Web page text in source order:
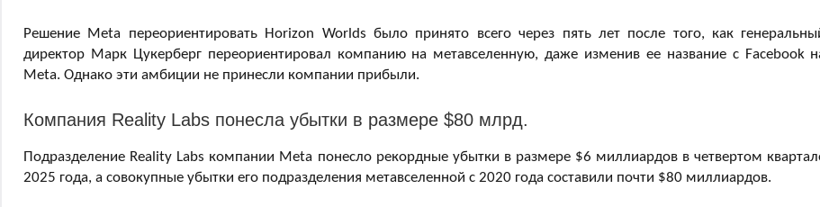
Решение Meta переориентировать Horizon Worlds было принято всего через пять лет после того, как
директор Марк Цукерберг переориентировал компанию на метавселенную, даже изменив ее название с Facebook
Meta. Однако эти амбиции не принесли компании прибыли.
Компания Reality Labs понесла убытки в размере $80 млрд.
Подразделение Reality Labs компании Meta понесло рекордные убытки в размере $6 миллиардов в четвертом
2025 года, а совокупные убытки его подразделения метавселенной с 2020 года составили почти $80 миллиардов.